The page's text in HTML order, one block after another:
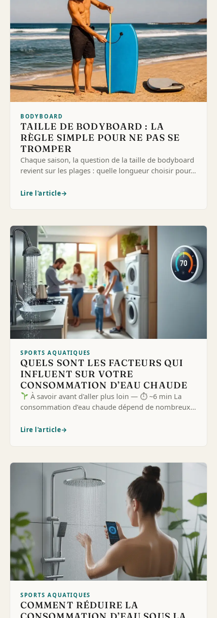
BODYBOARD
TAILLE DE BODYBOARD : LA
RÈGLE SIMPLE POUR NE PAS SE
TROMPER
Chaque saison, la question de la taille de bodyboard
revient sur les plages : quelle longueur choisir pour…
Lire l'article→
SPORTS AQUATIQUES
QUELS SONT LES FACTEURS QUI
INFLUENT SUR VOTRE
CONSOMMATION D’EAU CHAUDE
À savoir avant d'aller plus loin — ⏱ ~6 min La
consommation d’eau chaude dépend de nombreux…
Lire l'article→
SPORTS AQUATIQUES
COMMENT RÉDUIRE LA